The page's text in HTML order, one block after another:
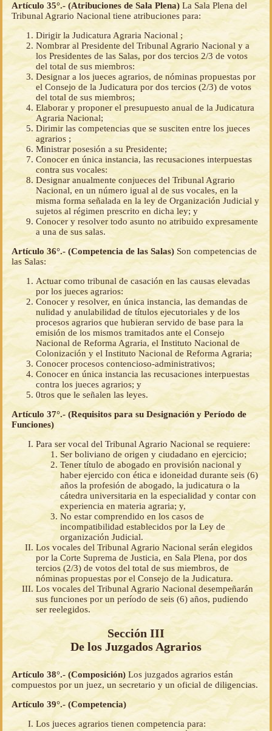
Artículo 35°.- (Atribuciones de Sala Plena) La Sala Plena del
Tribunal Agrario Nacional tiene atribuciones para:
Dirigir la Judicatura Agraria Nacional ;
Nombrar al Presidente del Tribunal Agrario Nacional y a
los Presidentes de las Salas, por dos tercios 2/3 de votos
del total de sus miembros:
Designar a los jueces agrarios, de nóminas propuestas por
el Consejo de la Judicatura por dos tercios (2/3) de votos
del total de sus miembros;
Elaborar y proponer el presupuesto anual de la Judicatura
Agraria Nacional;
Dirimir las competencias que se susciten entre los jueces
agrarios ;
Ministrar posesión a su Presidente;
Conocer en única instancia, las recusaciones interpuestas
contra sus vocales:
Designar anualmente conjueces del Tribunal Agrario
Nacional, en un número igual al de sus vocales, en la
misma forma señalada en la ley de Organización Judicial y
sujetos al régimen prescrito en dicha ley; y
Conocer y resolver todo asunto no atribuido expresamente
a una de sus salas.
Artículo 36°.- (Competencia de las Salas) Son competencias de
las Salas:
Actuar como tribunal de casación en las causas elevadas
por los jueces agrarios:
Conocer y resolver, en única instancia, las demandas de
nulidad y anulabilidad de títulos ejecutoriales y de los
procesos agrarios que hubieran servido de base para la
emisión de los mismos tramitados ante el Consejo
Nacional de Reforma Agraria, el Instituto Nacional de
Colonización y el Instituto Nacional de Reforma Agraria;
Conocer procesos contencioso-administrativos;
Conocer en única instancia las recusaciones interpuestas
contra los jueces agrarios; y
0tros que le señalen las leyes.
Artículo 37°.- (Requisitos para su Designación y Período de
Funciones)
Para ser vocal del Tribunal Agrario Nacional se requiere:
Ser boliviano de origen y ciudadano en ejercicio;
Tener título de abogado en provisión nacional y
haber ejercido con ética e idoneidad durante seis (6)
años la profesión de abogado, la judicatura o la
cátedra universitaria en la especialidad y contar con
experiencia en materia agraria; y,
No estar comprendido en los casos de
incompatibilidad establecidos por la Ley de
organización Judicial.
Los vocales del Tribunal Agrario Nacional serán elegidos
por la Corte Suprema de Justicia, en Sala Plena, por dos
tercios (2/3) de votos del total de sus miembros, de
nóminas propuestas por el Consejo de la Judicatura.
Los vocales del Tribunal Agrario Nacional desempeñarán
sus funciones por un período de seis (6) años, pudiendo
ser reelegidos.
Sección III
De los Juzgados Agrarios
Artículo 38°.- (Composición) Los juzgados agrarios están
compuestos por un juez, un secretario y un oficial de diligencias.
Artículo 39°.- (Competencia)
Los jueces agrarios tienen competencia para: